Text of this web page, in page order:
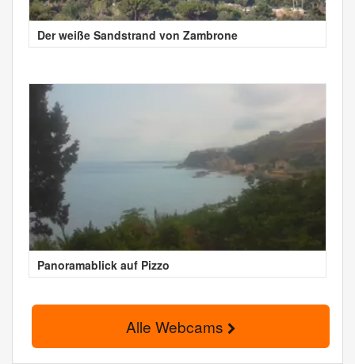
Der weiße Sandstrand von Zambrone
Panoramablick auf Pizzo
Alle Webcams